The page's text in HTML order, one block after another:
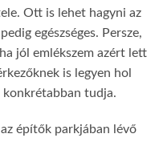
Ott is lehet hagyni az
egészséges. Persze,
jól emlékszem azért lett
is legyen hol
tudja.
építők parkjában lévő